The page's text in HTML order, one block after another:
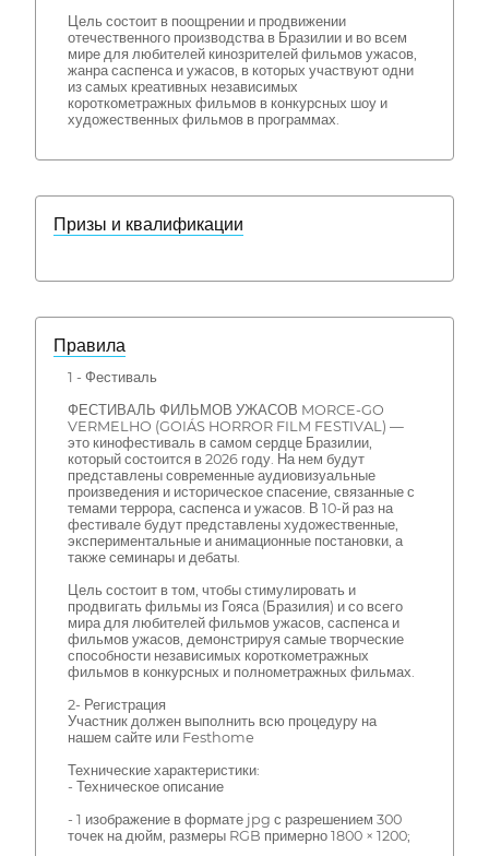
Цель состоит в поощрении и продвижении
отечественного производства в Бразилии и во всем
мире для любителей кинозрителей фильмов ужасов,
жанра саспенса и ужасов, в которых участвуют одни
из самых креативных независимых
короткометражных фильмов в конкурсных шоу и
художественных фильмов в программах.
Призы и квалификации
Правила
1 - Фестиваль
ФЕСТИВАЛЬ ФИЛЬМОВ УЖАСОВ MORCE-GO
VERMELHO (GOIÁS HORROR FILM FESTIVAL) —
это кинофестиваль в самом сердце Бразилии,
который состоится в 2026 году. На нем будут
представлены современные аудиовизуальные
произведения и историческое спасение, связанные с
темами террора, саспенса и ужасов. В 10-й раз на
фестивале будут представлены художественные,
экспериментальные и анимационные постановки, а
также семинары и дебаты.
Цель состоит в том, чтобы стимулировать и
продвигать фильмы из Гояса (Бразилия) и со всего
мира для любителей фильмов ужасов, саспенса и
фильмов ужасов, демонстрируя самые творческие
способности независимых короткометражных
фильмов в конкурсных и полнометражных фильмах.
2- Регистрация
Участник должен выполнить всю процедуру на
нашем сайте или Festhome
Технические характеристики:
- Техническое описание
- 1 изображение в формате jpg с разрешением 300
точек на дюйм, размеры RGB примерно 1800 × 1200;